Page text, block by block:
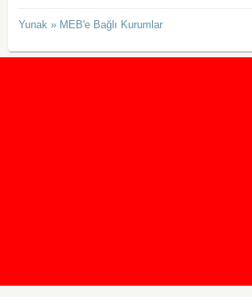
Yunak » MEB'e Bağlı Kurumlar